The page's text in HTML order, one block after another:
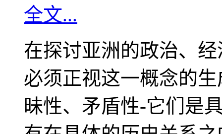
全文...
在探讨亚洲的政治、
必须正视这一概念的
昧性、矛盾性-它们是